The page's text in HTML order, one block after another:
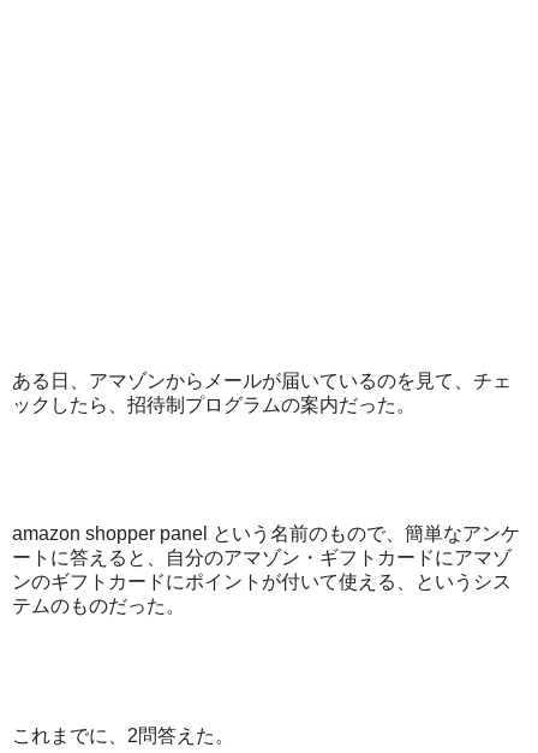
ある日、アマゾンからメールが届いているのを見て、チェ
ックしたら、招待制プログラムの案内だった。
amazon shopper panel という名前のもので、簡単なアンケ
ートに答えると、自分のアマゾン・ギフトカードにアマゾ
ンのギフトカードにポイントが付いて使える、というシス
テムのものだった。
これまでに、2問答えた。